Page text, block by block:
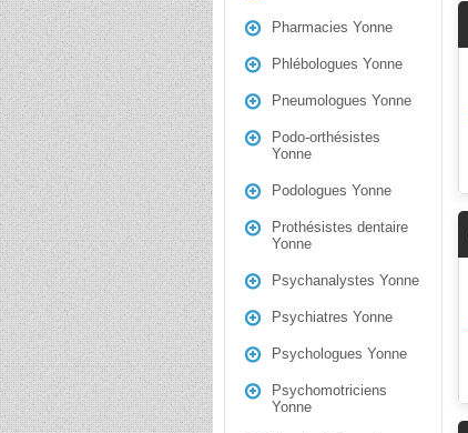
Pharmacies Yonne
Phlébologues Yonne
Pneumologues Yonne
Podo-orthésistes
Yonne
Podologues Yonne
Prothésistes dentaire
Yonne
Psychanalystes Yonne
Psychiatres Yonne
Psychologues Yonne
Psychomotriciens
Yonne